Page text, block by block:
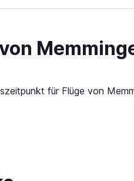
für Flüge von